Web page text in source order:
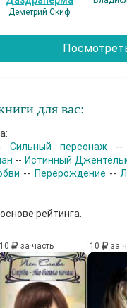
Деметрий Скиф
для вас:
Сильный персонаж --
-- Истинный
-- Перерождение --
рейтинга.
10 за часть 10 за